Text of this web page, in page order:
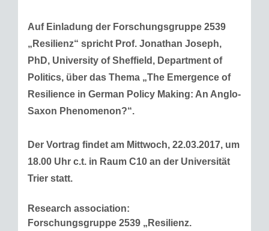
Auf Einladung der Forschungsgruppe 2539
„Resilienz“ spricht Prof. Jonathan Joseph,
PhD, University of Sheffield, Department of
Politics, über das Thema „The Emergence of
Resilience in German Policy Making: An Anglo-
Saxon Phenomenon?“.
Der Vortrag findet am Mittwoch, 22.03.2017, um
18.00 Uhr c.t. in Raum C10 an der Universität
Trier statt.
Research association:
Forschungsgruppe 2539 „Resilienz.